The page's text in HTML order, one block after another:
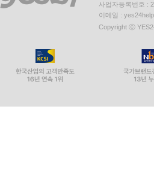
사업자등록번호 :
이메일 :
Copyright ⓒ